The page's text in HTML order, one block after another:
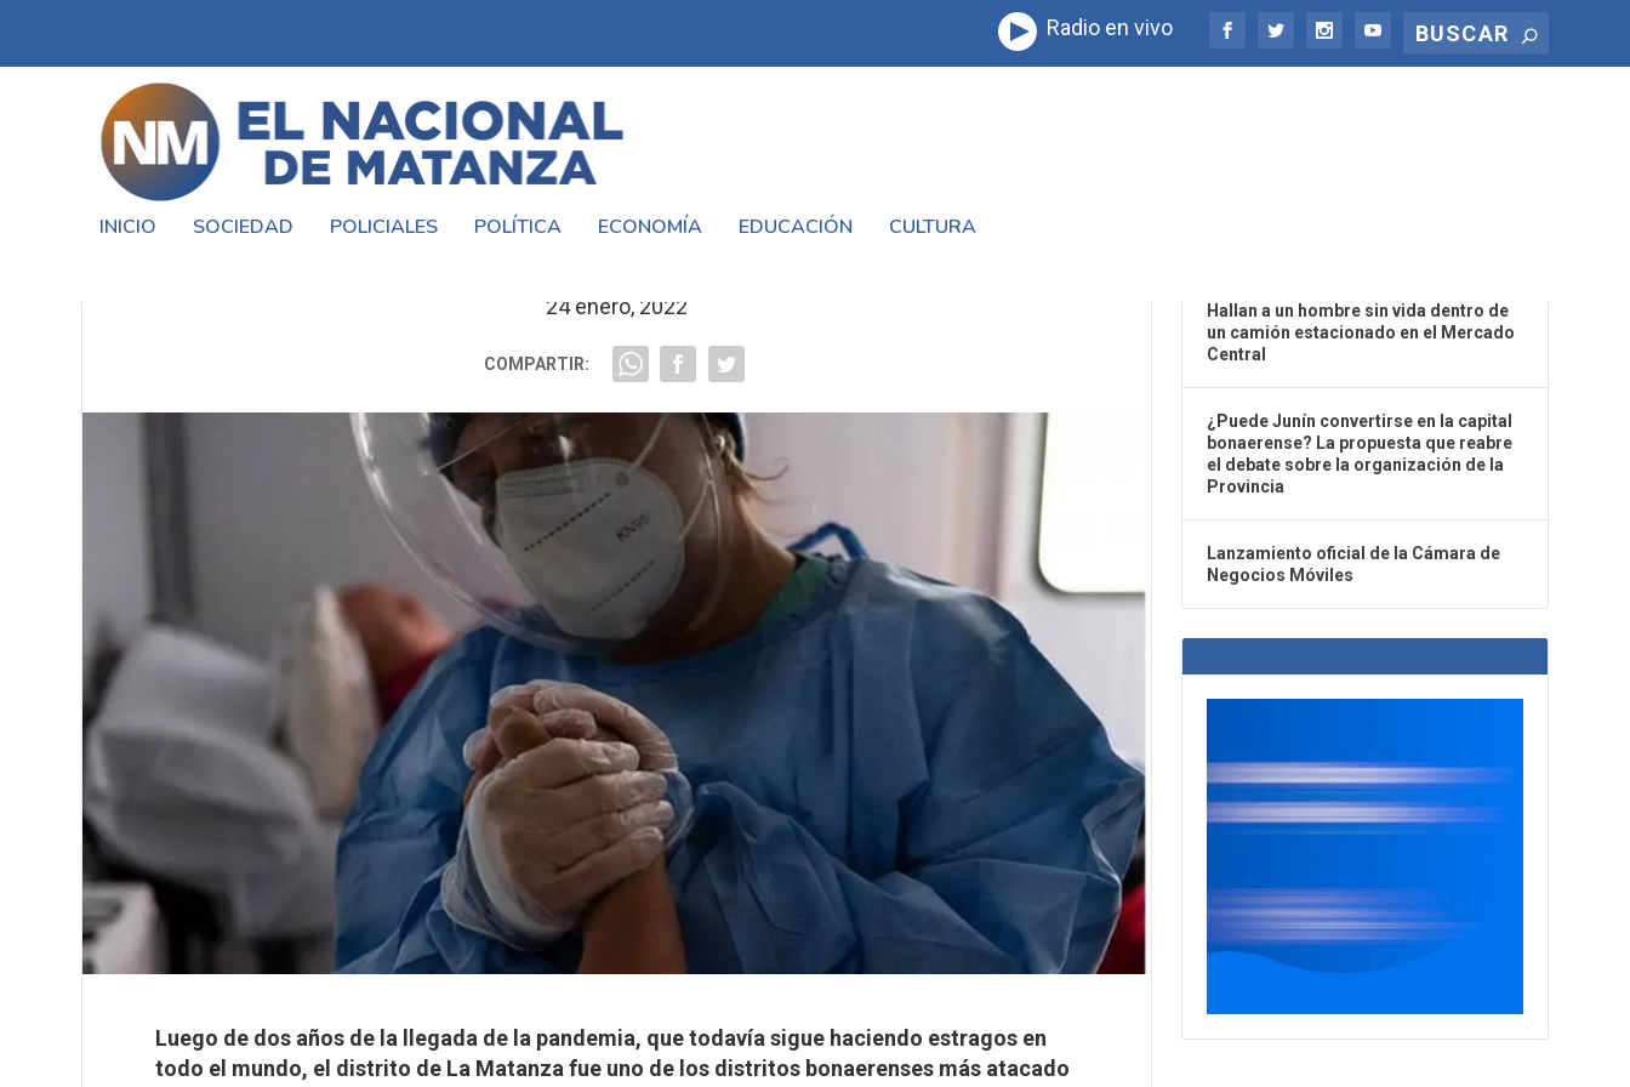
Radio en vivo
INICIO SOCIEDAD POLICIALES POLÍTICA ECONOMÍA EDUCACIÓN CULTURA
24 enero, 2022
COMPARTIR:
Luego de dos años de la llegada de la pandemia, que todavía sigue haciendo estragos en
todo el mundo, el distrito de La Matanza fue uno de los distritos bonaerenses más atacado
Hallan a un hombre sin vida dentro de
un camión estacionado en el Mercado
Central
¿Puede Junín convertirse en la capital
bonaerense? La propuesta que reabre
el debate sobre la organización de la
Provincia
Lanzamiento oficial de la Cámara de
Negocios Móviles